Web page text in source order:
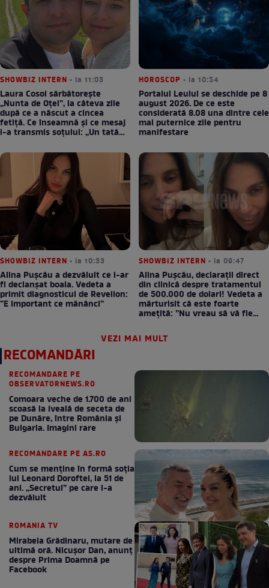
SHOWBIZ INTERN • la 11:03
Laura Cosoi sărbătorește
„Nunta de Oțel”, la câteva zile
după ce a născut a cincea
fetiță. Ce înseamnă și ce mesaj
i-a transmis soțului: „Un tată
HOROSCOP • la 10:54
Portalul Leului se deschide pe 8
august 2026. De ce este
considerată 8.08 una dintre cele
mai puternice zile pentru
manifestare
SHOWBIZ INTERN • la 10:33
Alina Pușcău a dezvăluit ce i-ar
fi declanșat boala. Vedeta a
primit diagnosticul de Revelion:
”E important ce mănânci”
SHOWBIZ INTERN • la 09:47
Alina Pușcău, declarații direct
din clinică despre tratamentul
de 500.000 de dolari! Vedeta a
mărturisit că este foarte
amețită: ”Nu vreau să vă fie
VEZI MAI MULT
RECOMANDĂRI
RECOMANDARE PE
OBSERVATORNEWS.RO
Comoara veche de 1.700 de ani
scoasă la iveală de seceta de
pe Dunăre, între România şi
Bulgaria. Imagini rare
RECOMANDARE PE AS.RO
Cum se menţine în formă soţia
lui Leonard Doroftei, la 51 de
ani. „Secretul” pe care l-a
dezvăluit
ROMANIA TV
Mirabela Grădinaru, mutare de
ultimă oră. Nicuşor Dan, anunţ
despre Prima Doamnă pe
Facebook